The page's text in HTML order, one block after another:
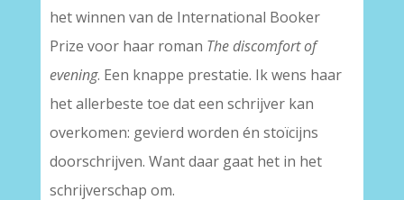
het winnen van de International Booker
Prize voor haar roman The discomfort of
evening. Een knappe prestatie. Ik wens haar
het allerbeste toe dat een schrijver kan
overkomen: gevierd worden én stoïcijns
doorschrijven. Want daar gaat het in het
schrijverschap om.